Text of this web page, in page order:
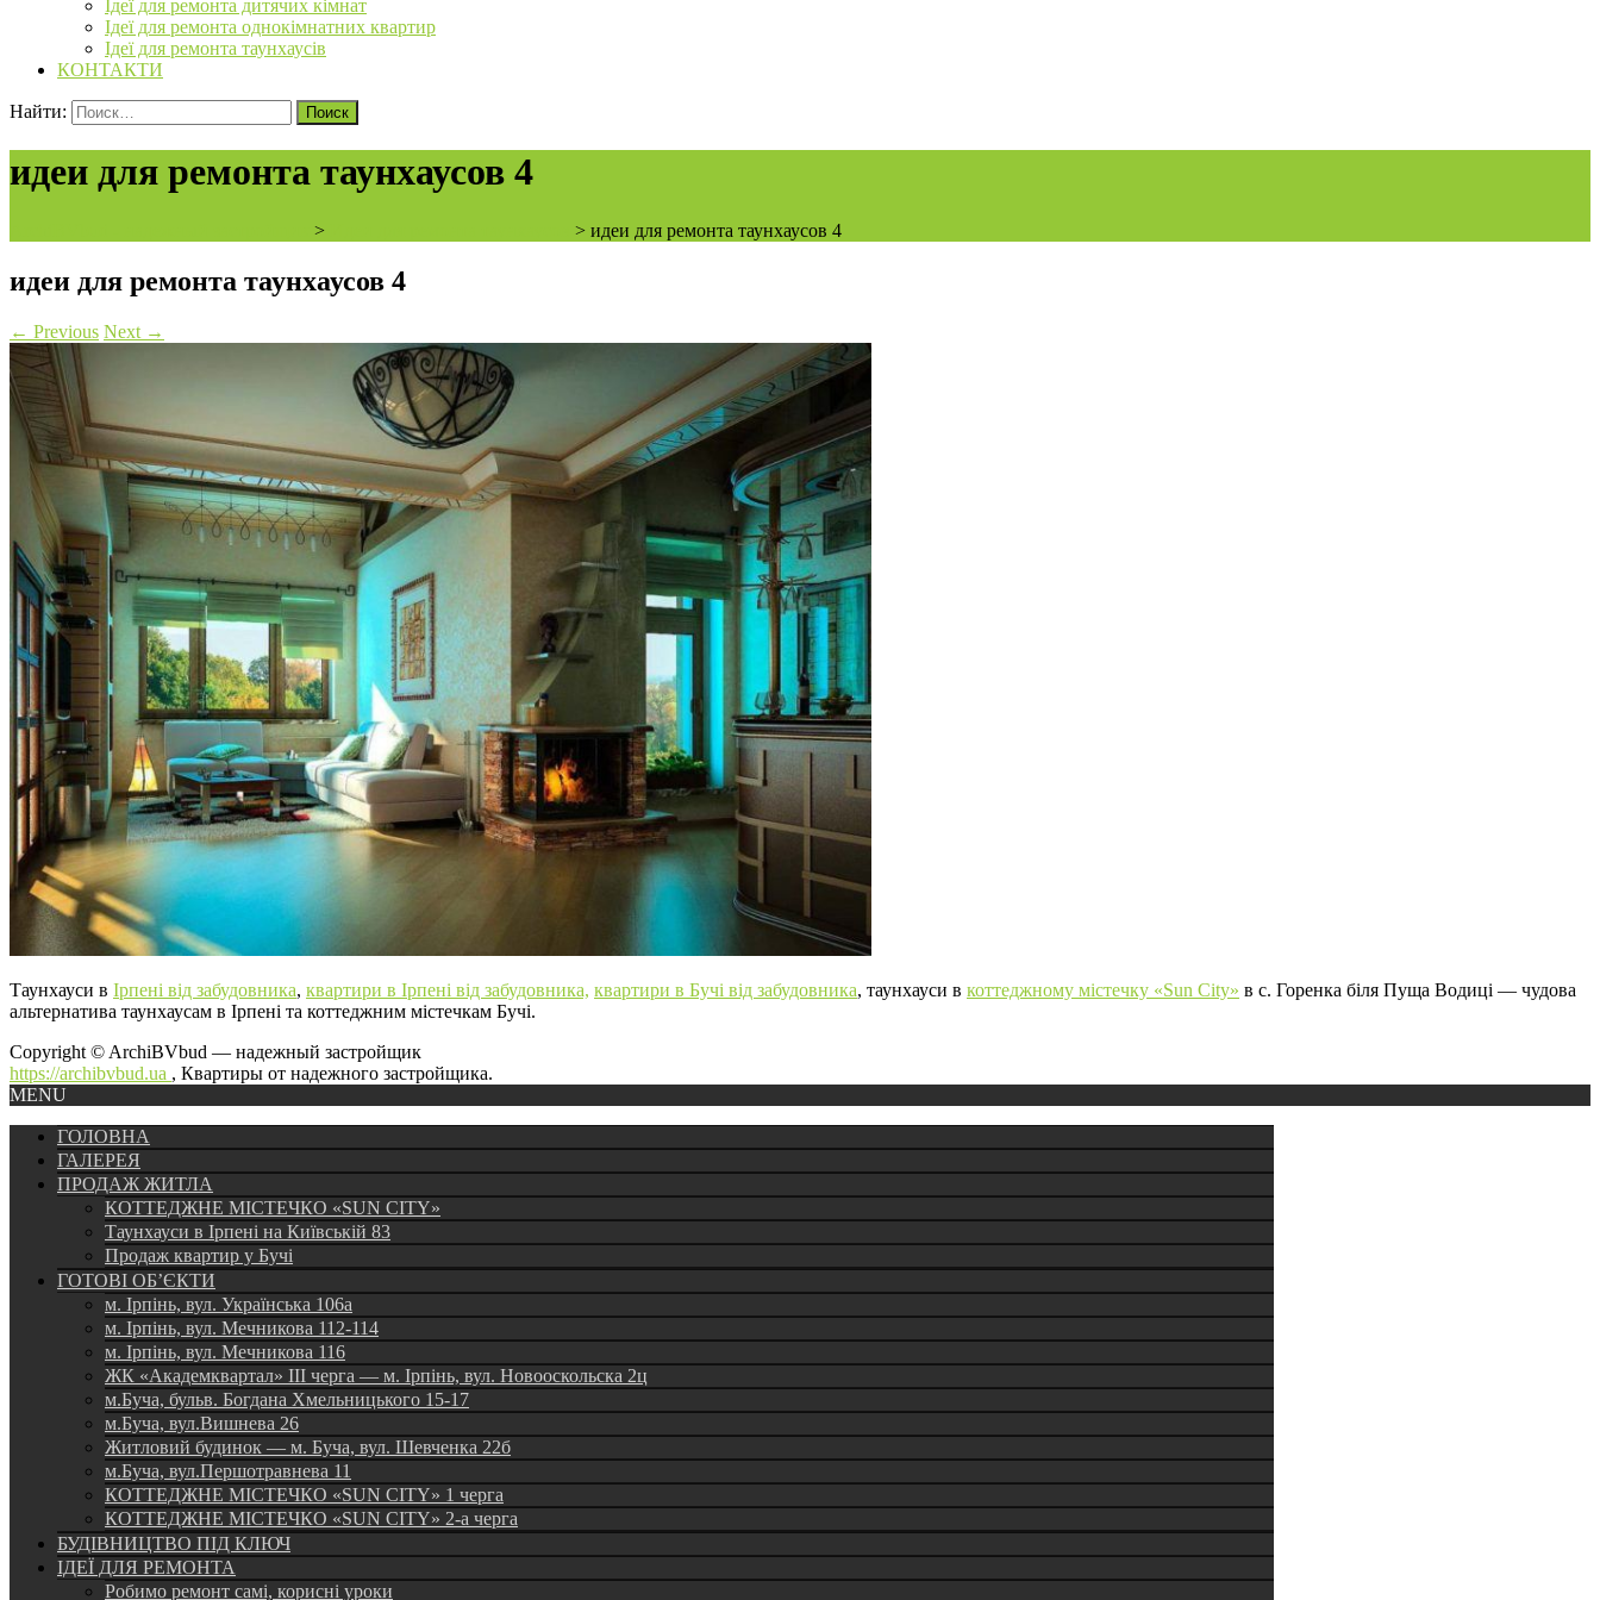
Ідеї для ремонта дитячих кімнат
Ідеї для ремонта однокімнатних квартир
Ідеї для ремонта таунхаусів
КОНТАКТИ
Найти:
идеи для ремонта таунхаусов 4
> > идеи для ремонта таунхаусов 4
идеи для ремонта таунхаусов 4
← Previous Next →
Таунхауси в Ірпені від забудовника, квартири в Ірпені від забудовника, квартири в Бучі від забудовника, таунхауси в коттеджному містечку «Sun City» в с. Горенка біля Пуща Водиці — чудова
альтернатива таунхаусам в Ірпені та коттеджним містечкам Бучі.
Copyright © ArchiBVbud — надежный застройщик
https://archibvbud.ua , Квартиры от надежного застройщика.
MENU
ГОЛОВНА
ГАЛЕРЕЯ
ПРОДАЖ ЖИТЛА
КОТТЕДЖНЕ МІСТЕЧКО «SUN CITY»
Таунхауси в Ірпені на Київській 83
Продаж квартир у Бучі
ГОТОВІ ОБ’ЄКТИ
м. Ірпінь, вул. Українська 106а
м. Ірпінь, вул. Мечникова 112-114
м. Ірпінь, вул. Мечникова 116
ЖК «Академквартал» III черга — м. Ірпінь, вул. Новооскольска 2ц
м.Буча, бульв. Богдана Хмельницького 15-17
м.Буча, вул.Вишнева 26
Житловий будинок — м. Буча, вул. Шевченка 22б
м.Буча, вул.Першотравнева 11
КОТТЕДЖНЕ МІСТЕЧКО «SUN CITY» 1 черга
КОТТЕДЖНЕ МІСТЕЧКО «SUN CITY» 2-а черга
БУДІВНИЦТВО ПІД КЛЮЧ
ІДЕЇ ДЛЯ РЕМОНТА
Робимо ремонт самі, корисні уроки